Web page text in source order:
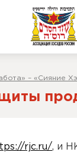
– «Сияние
rjc.ru/, и